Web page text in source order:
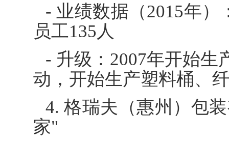
- 业绩数据（2015年）
员工135人
- 升级：2007年开始生
动，开始生产塑料桶、
4. 格瑞夫（惠州）包
家"